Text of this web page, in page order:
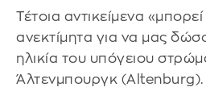
Τέτοια αντικείμενα
ανεκτίμητα για να μας
ηλικία του υπόγειου
Άλτενμπουργκ (Altenburg).